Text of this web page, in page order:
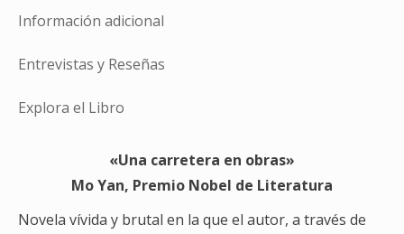
Información adicional
Entrevistas y Reseñas
Explora el Libro
«Una carretera en obras»
Mo Yan, Premio Nobel de Literatura
Novela vívida y brutal en la que el autor, a través de